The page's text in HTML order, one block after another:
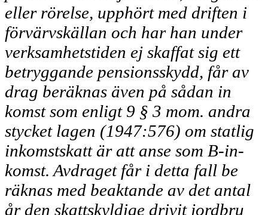
eller rörelse, upphört med driften i
förvärvskällan och har han under
verksamhetstiden ej skaffat sig ett
betryggande pensionsskydd, får av­
drag beräknas även på sådan in­
komst som enligt 9 § 3 mom. andra
stycket lagen (1947:576) om statlig
inkomstskatt är att anse som B-in-
komst. Avdraget får i detta fall be­
räknas med beaktande av det antal
år den skattskyldige drivit jordbru­